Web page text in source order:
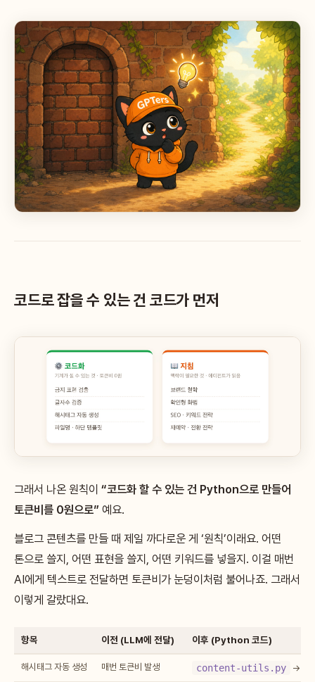
코드로 잡을 수 있는 건 코드가 먼저
그래서 나온 원칙이 “코드화 할 수 있는 건 Python으로 만들어
토큰비를 0원으로” 예요.
블로그 콘텐츠를 만들 때 제일 까다로운 게 ‘원칙’이래요. 어떤
톤으로 쓸지, 어떤 표현을 쓸지, 어떤 키워드를 넣을지. 이걸 매번
AI에게 텍스트로 전달하면 토큰비가 눈덩이처럼 불어나죠. 그래서
이렇게 갈랐대요.
항목 이전 (LLM에 전달) 이후 (Python 코드)
해시태그 자동 생성 매번 토큰비 발생 content-utils.py → 0